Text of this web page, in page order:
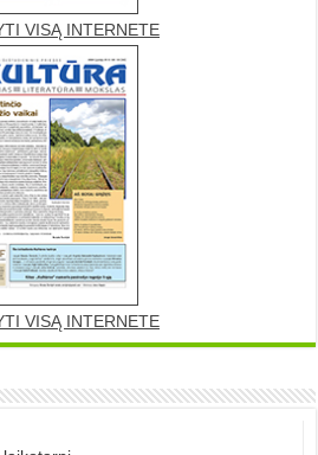
VISĄ INTERNETE
VISĄ INTERNETE